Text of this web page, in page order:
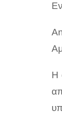
Η